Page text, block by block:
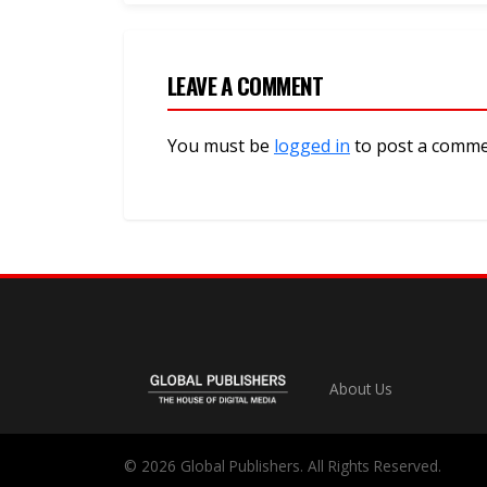
LEAVE A COMMENT
You must be logged in to post a
About Us
© 2026 Global Publishers. All Rights Reserved.